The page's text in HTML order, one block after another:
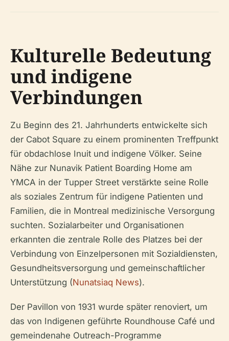
Kulturelle Bedeutung
und indigene
Verbindungen
Zu Beginn des 21. Jahrhunderts entwickelte sich
der Cabot Square zu einem prominenten Treffpunkt
für obdachlose Inuit und indigene Völker. Seine
Nähe zur Nunavik Patient Boarding Home am
YMCA in der Tupper Street verstärkte seine Rolle
als soziales Zentrum für indigene Patienten und
Familien, die in Montreal medizinische Versorgung
suchten. Sozialarbeiter und Organisationen
erkannten die zentrale Rolle des Platzes bei der
Verbindung von Einzelpersonen mit Sozialdiensten,
Gesundheitsversorgung und gemeinschaftlicher
Unterstützung (Nunatsiaq News).
Der Pavillon von 1931 wurde später renoviert, um
das von Indigenen geführte Roundhouse Café und
gemeindenahe Outreach-Programme